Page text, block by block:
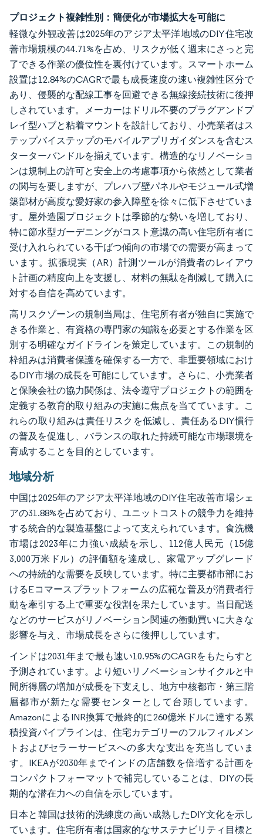
プロジェクト複雑性別：簡便化が市場拡大を可能に
軽微な外観改善は2025年のアジア太平洋地域のDIY住宅改
善市場規模の44.71%を占め、リスクが低く週末にさっと完
了できる作業の優位性を裏付けています。スマートホーム
設置は12.84%のCAGRで最も成長速度の速い複雑性区分で
あり、侵襲的な配線工事を回避できる無線接続技術に後押
しされています。メーカーはドリル不要のプラグアンドプ
レイ型ハブと粘着マウントを設計しており、小売業者はス
テップバイステップのモバイルアプリガイダンスを含むス
ターターバンドルを揃えています。構造的なリノベーショ
ンは規制上の許可と安全上の考慮事項から依然として業者
の関与を要しますが、プレハブ壁パネルやモジュール式増
築部材が高度な愛好家の参入障壁を徐々に低下させていま
す。屋外造園プロジェクトは季節的な勢いを増しており、
特に節水型ガーデニングがコスト意識の高い住宅所有者に
受け入れられている干ばつ傾向の市場での需要が高まって
います。拡張現実（AR）計測ツールが消費者のレイアウ
ト計画の精度向上を支援し、材料の無駄を削減して購入に
対する自信を高めています。
高リスクゾーンの規制当局は、住宅所有者が独自に実施で
きる作業と、有資格の専門家の知識を必要とする作業を区
別する明確なガイドラインを策定しています。この規制的
枠組みは消費者保護を確保する一方で、非重要領域におけ
るDIY市場の成長を可能にしています。さらに、小売業者
と保険会社の協力関係は、法令遵守プロジェクトの範囲を
定義する教育的取り組みの実施に焦点を当てています。こ
れらの取り組みは責任リスクを低減し、責任あるDIY慣行
の普及を促進し、バランスの取れた持続可能な市場環境を
育成することを目的としています。
地域分析
中国は2025年のアジア太平洋地域のDIY住宅改善市場シェ
アの31.88%を占めており、ユニットコストの競争力を維持
する統合的な製造基盤によって支えられています。食洗機
市場は2023年に力強い成績を示し、112億人民元（15億
3,000万米ドル）の評価額を達成し、家電アップグレード
への持続的な需要を反映しています。特に主要都市部にお
けるEコマースプラットフォームの広範な普及が消費者行
動を牽引する上で重要な役割を果たしています。当日配送
などのサービスがリノベーション関連の衝動買いに大きな
影響を与え、市場成長をさらに後押ししています。
インドは2031年まで最も速い10.95%のCAGRをもたらすと
予測されています。より短いリノベーションサイクルと中
間所得層の増加が成長を下支えし、地方中核都市・第三階
層都市が新たな需要センターとして台頭しています。
AmazonによるINR換算で最終的に260億米ドルに達する累
積投資パイプラインは、住宅カテゴリーのフルフィルメン
トおよびセラーサービスへの多大な支出を充当していま
す。IKEAが2030年までインドの店舗数を倍増する計画を
コンパクトフォーマットで補完していることは、DIYの長
期的な潜在力への自信を示しています。
日本と韓国は技術的洗練度の高い成熟したDIY文化を示し
ています。住宅所有者は国家的なサステナビリティ目標と